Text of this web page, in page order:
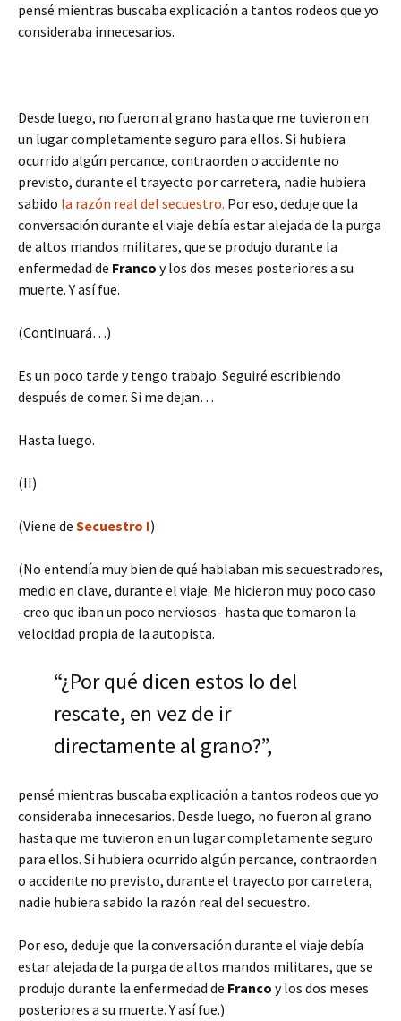
pensé mientras buscaba explicación a tantos rodeos que yo
consideraba innecesarios.
Desde luego, no fueron al grano hasta que me tuvieron en
un lugar completamente seguro para ellos. Si hubiera
ocurrido algún percance, contraorden o accidente no
previsto, durante el trayecto por carretera, nadie hubiera
sabido la razón real del secuestro. Por eso, deduje que la
conversación durante el viaje debía estar alejada de la purga
de altos mandos militares, que se produjo durante la
enfermedad de Franco y los dos meses posteriores a su
muerte. Y así fue.
(Continuará…)
Es un poco tarde y tengo trabajo. Seguiré escribiendo
después de comer. Si me dejan…
Hasta luego.
(II)
(Viene de Secuestro I)
(No entendía muy bien de qué hablaban mis secuestradores,
medio en clave, durante el viaje. Me hicieron muy poco caso
-creo que iban un poco nerviosos- hasta que tomaron la
velocidad propia de la autopista.
“¿Por qué dicen estos lo del
rescate, en vez de ir
directamente al grano?”,
pensé mientras buscaba explicación a tantos rodeos que yo
consideraba innecesarios. Desde luego, no fueron al grano
hasta que me tuvieron en un lugar completamente seguro
para ellos. Si hubiera ocurrido algún percance, contraorden
o accidente no previsto, durante el trayecto por carretera,
nadie hubiera sabido la razón real del secuestro.
Por eso, deduje que la conversación durante el viaje debía
estar alejada de la purga de altos mandos militares, que se
produjo durante la enfermedad de Franco y los dos meses
posteriores a su muerte. Y así fue.)